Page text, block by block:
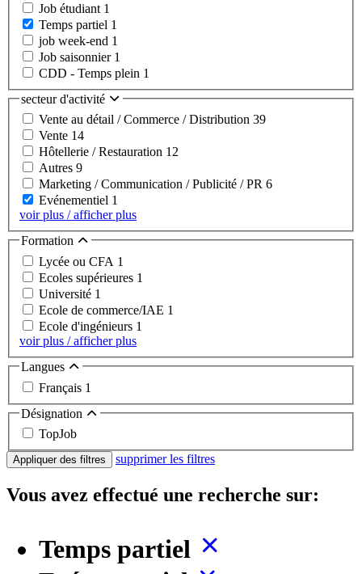
Job étudiant 1
Temps partiel 1
job week-end 1
Job saisonnier 1
CDD - Temps plein 1
secteur d'activité
Vente au détail / Commerce / Distribution 39
Vente 14
Hôtellerie / Restauration 12
Autres 9
Marketing / Communication / Publicité / PR 6
Evénementiel 1
voir plus / afficher plus
Formation
Lycée ou CFA 1
Ecoles supérieures 1
Université 1
Ecole de commerce/IAE 1
Ecole d'ingénieurs 1
voir plus / afficher plus
Langues
Français 1
Désignation
TopJob
Appliquer des filtres supprimer les filtres
Vous avez effectué une recherche sur:
Temps partiel